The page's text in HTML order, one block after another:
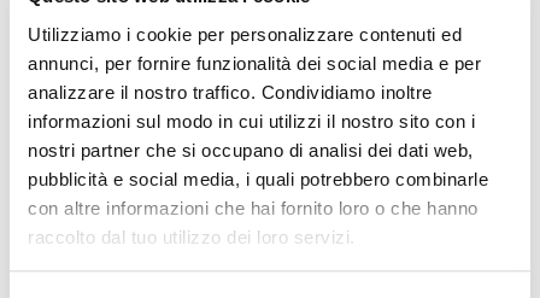
Utilizziamo i cookie per personalizzare contenuti ed
annunci, per fornire funzionalità dei social media e per
analizzare il nostro traffico. Condividiamo inoltre
informazioni sul modo in cui utilizzi il nostro sito con i
nostri partner che si occupano di analisi dei dati web,
pubblicità e social media, i quali potrebbero combinarle
con altre informazioni che hai fornito loro o che hanno
raccolto dal tuo utilizzo dei loro servizi.
Risorse correlate
Pubblicazioni